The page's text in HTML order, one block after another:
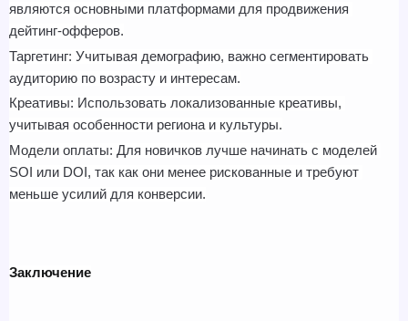
являются основными платформами для продвижения
дейтинг-офферов.
Таргетинг: Учитывая демографию, важно сегментировать
аудиторию по возрасту и интересам.
Креативы: Использовать локализованные креативы,
учитывая особенности региона и культуры.
Модели оплаты: Для новичков лучше начинать с моделей
SOI или DOI, так как они менее рискованные и требуют
меньше усилий для конверсии.
Заключение